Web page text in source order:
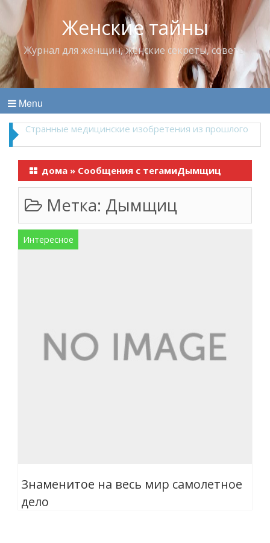
Женские тайны
Журнал для женщин, женские секреты, советы
Menu
Что пить в жару
дома » Сообщения с тегамиДымщиц
Метка: Дымщиц
Интересное
Знаменитое на весь мир самолетное
дело